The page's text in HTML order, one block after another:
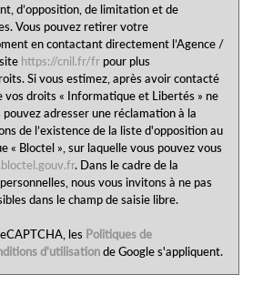
d’opposition, de limitation et de
Vous pouvez retirer votre
en contactant directement l’Agence /
https://cnil.fr/fr pour plus
Si vous estimez, après avoir contacté
vos droits « Informatique et Libertés » ne
adresser une réclamation à la
de l’existence de la liste d'opposition au
« Bloctel », sur laquelle vous pouvez vous
. Dans le cadre de la
nous vous invitons à ne pas
dans le champ de saisie libre.
les Politiques de
d'utilisationde Google s'appliquent.